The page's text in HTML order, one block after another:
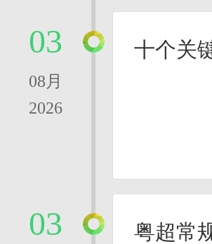
03
08月
2026
十个关
03
粤超常